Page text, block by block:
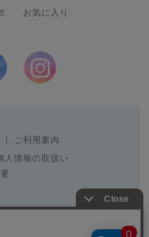
お気に入り
ご利用案内
人情報の取扱い
CO.,LTD.